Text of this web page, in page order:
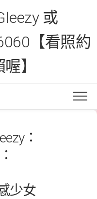
或
【看照約
】
：
少女